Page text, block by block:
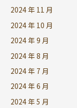
2024 年 11 月
2024 年 10 月
2024 年 9 月
2024 年 8 月
2024 年 7 月
2024 年 6 月
2024 年 5 月